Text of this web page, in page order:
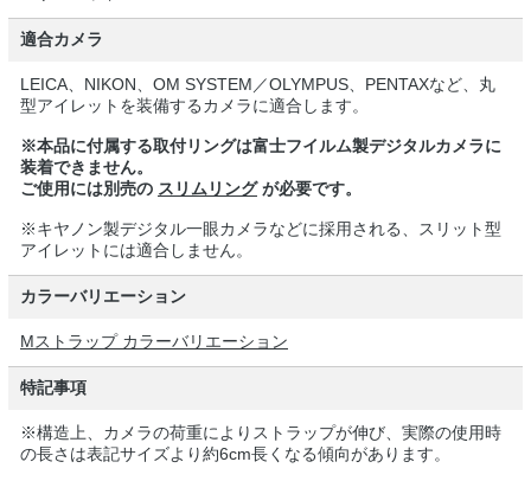
適合カメラ
LEICA、NIKON、OM SYSTEM／OLYMPUS、PENTAXなど、丸
型アイレットを装備するカメラに適合します。
※本品に付属する取付リングは富士フイルム製デジタルカメラに
装着できません。
ご使用には別売の スリムリングが必要です。
※キヤノン製デジタル一眼カメラなどに採用される、スリット型
アイレットには適合しません。
カラーバリエーション
Mストラップ カラーバリエーション
特記事項
※構造上、カメラの荷重によりストラップが伸び、実際の使用時
の長さは表記サイズより約6cm長くなる傾向があります。